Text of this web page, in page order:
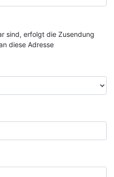
sind, erfolgt die Zusendung
diese Adresse